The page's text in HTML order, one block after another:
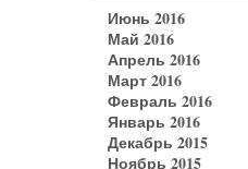
Июнь 2016
Май 2016
Апрель 2016
Март 2016
Февраль 2016
Январь 2016
Декабрь 2015
Ноябрь 2015